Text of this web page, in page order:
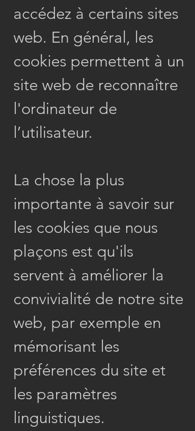
accédez à certains sites
web. En général, les
cookies permettent à un
site web de reconnaître
l'ordinateur de
l’utilisateur.
La chose la plus
importante à savoir sur
les cookies que nous
plaçons est qu'ils
servent à améliorer la
convivialité de notre site
web, par exemple en
mémorisant les
préférences du site et
les paramètres
linguistiques.